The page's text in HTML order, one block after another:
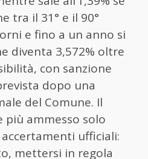
tra il 31° e il 90°
e fino a un anno si
diventa 3,572% oltre
con sanzione
dopo una
del Comune. Il
più ammesso solo
accertamenti ufficiali:
mettersi in regola